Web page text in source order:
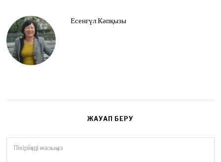
Есенгүл Кәпқызы
ЖАУАП БЕРУ